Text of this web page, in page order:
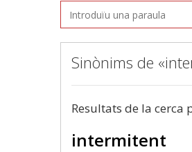
Sinònims de
Resultats de la cerca
intermitent